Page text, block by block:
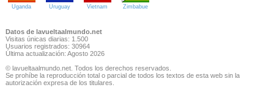
Uganda Uruguay Vietnam Zimbabue
Datos de lavueltaalmundo.net
Visitas únicas diarias: 1.500
Usuarios registrados: 30964
Última actualización: Agosto 2026
© lavueltaalmundo.net. Todos los derechos reservados.
Se prohíbe la reproducción total o parcial de todos los textos de esta web sin la
autorización expresa de los titulares.